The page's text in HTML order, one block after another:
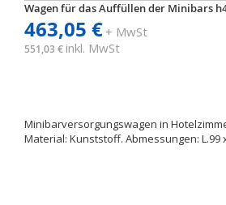
Wagen für das Auffüllen der Minibars
463,05 €+ MwSt
551,03 € inkl. MwSt
Minibarversorgungswagen in
Material: Kunststoff. Abmessungen: L.99